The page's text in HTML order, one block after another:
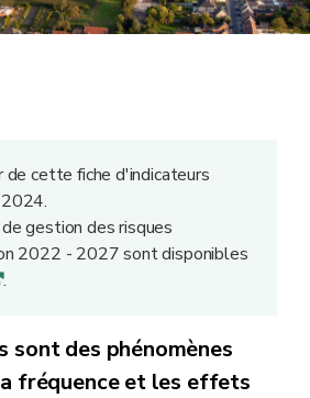
de cette fiche d'indicateurs
gestion des risques
2022 - 2027 sont disponibles
.
sont des phénomènes
fréquence et les effets